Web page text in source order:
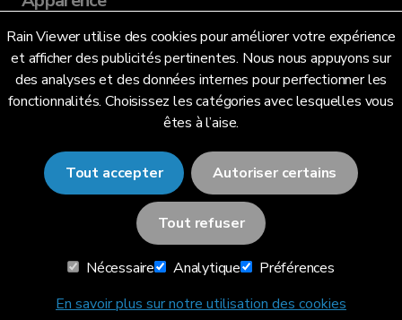
Rain Viewer utilise des cookies pour améliorer votre expérience
et afficher des publicités pertinentes. Nous nous appuyons sur
des analyses et des données internes pour perfectionner les
fonctionnalités. Choisissez les catégories avec lesquelles vous
êtes à l’aise.
Tout accepter Autoriser certains
Tout refuser
Nécessaire Analytique
Préférences
En savoir plus sur notre utilisation des cookies
Langue
© 2026 RainViewer,MeteoLab Inc.
Avis de confidentialitéConditions générales